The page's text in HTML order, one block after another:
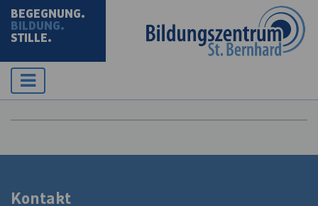
BEGEGNUNG.
BILDUNG.
STILLE.
Kontakt